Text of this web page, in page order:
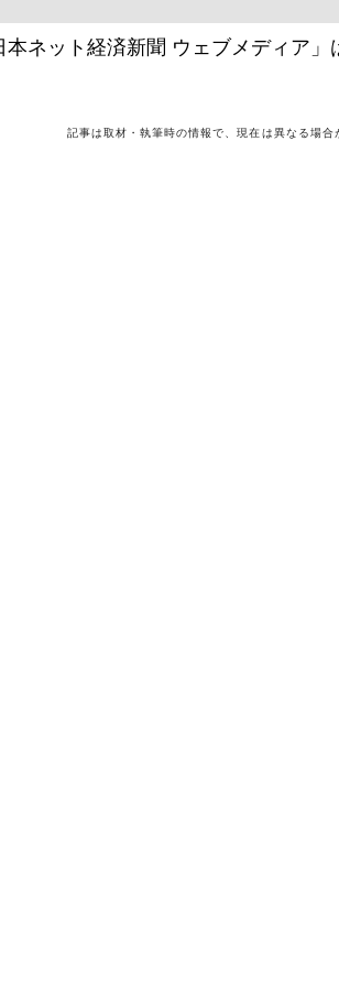
ネット経済新聞 ウェブメディア」
記事は取材・執筆時の情報で、現在は異なる場合